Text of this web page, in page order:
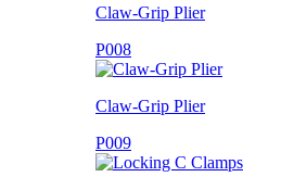
Claw-Grip Plier
P008
Claw-Grip Plier
P009